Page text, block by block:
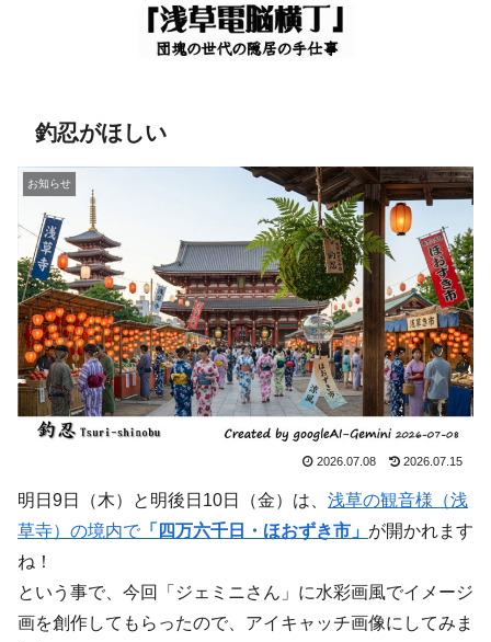
釣忍がほしい
お知らせ
2026.07.08 2026.07.15
明日9日（木）と明後日10日（金）は、 浅草の観音様（浅
草寺）の境内で「四万六千日・ほおずき市」 が開かれます
ね！
という事で、今回「ジェミニさん」に水彩画風でイメージ
画を創作してもらったので、アイキャッチ画像にしてみま